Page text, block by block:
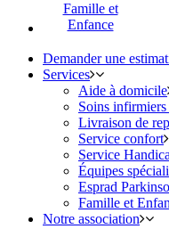
Famille et
Enfance
Demander une
Services
Aide à domicile
Soins
Livraison de
Service confort
Service
Équipes
Esprad
Famille et
Notre association